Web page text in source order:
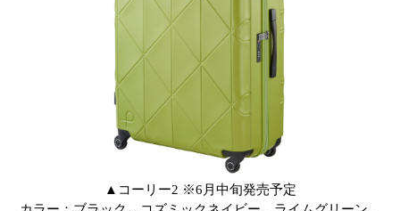
▲コーリー2 ※6月中旬発売予定